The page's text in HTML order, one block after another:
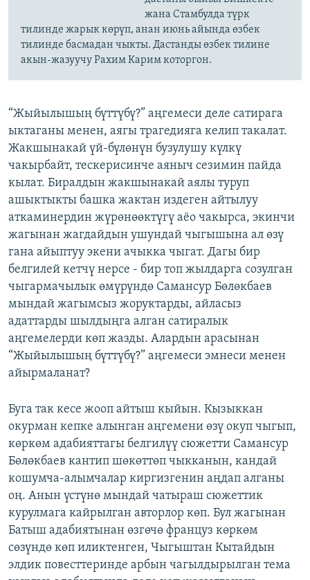
жана Стамбулда түрк
тилинде жарык көрүп, анан июнь айында өзбек
тилинде басмадан чыкты. Дастанды өзбек тилине
акын-жазуучу Рахим Карим которгон.
“Жыйылышың бүттүбү?” аңгемеси деле сатирага
ыктаганы менен, аягы трагедияга келип такалат.
Жакшынакай үй-бүлөнүн бузулушу күлкү
чакырбайт, тескерисинче аяныч сезимин пайда
кылат. Биралдын жакшынакай аялы туруп
ашыктыкты башка жактан издеген айтылуу
аткаминердин жүрөнөөктүгү аёо чакырса, экинчи
жагынан жагдайдын ушундай чыгышына ал өзү
гана айыптуу экени ачыкка чыгат. Дагы бир
белгилей кетчү нерсе - бир топ жылдарга созулган
чыгармачылык өмүрүндө Самансур Бөлөкбаев
мындай жагымсыз жоруктарды, айласыз
адаттарды шылдыңга алган сатиралык
аңгемелерди көп жазды. Алардын арасынан
“Жыйылышың бүттүбү?” аңгемеси эмнеси менен
айырмаланат?
Буга так кесе жооп айтыш кыйын. Кызыккан
окурман кепке алынган аңгемени өзү окуп чыгып,
көркөм адабияттагы белгилүү сюжетти Самансур
Бөлөкбаев кантип шөкөттөп чыкканын, кандай
кошумча-алымчалар киргизгенин аңдап алганы
оң. Анын үстүнө мындай чатыраш сюжеттик
курулмага кайрылган авторлор көп. Бул жагынан
Батыш адабиятынан өзгөчө француз көркөм
сөзүндө көп иликтенген, Чыгыштан Кытайдын
элдик повесттеринде арбын чагылдырылган тема